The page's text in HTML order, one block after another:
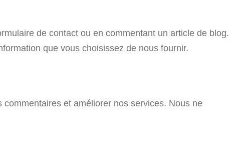
de contact ou en commentant un article de blog.
que vous choisissez de nous fournir.
et améliorer nos services. Nous ne